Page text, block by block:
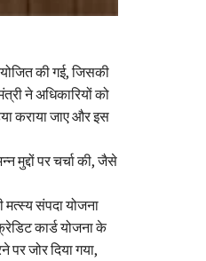
की गई, जिसकी
ने अधिकारियों को
कराया जाए और इस
पर चर्चा की, जैसे
संपदा योजना
कार्ड योजना के
जोर दिया गया,